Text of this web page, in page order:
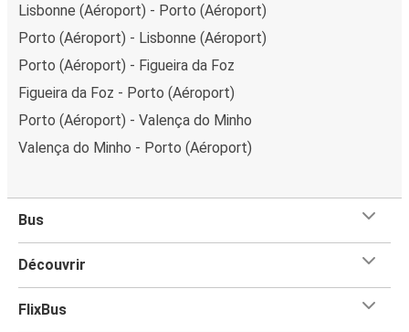
Lisbonne (Aéroport) - Porto (Aéroport)
Porto (Aéroport) - Lisbonne (Aéroport)
Porto (Aéroport) - Figueira da Foz
Figueira da Foz - Porto (Aéroport)
Porto (Aéroport) - Valença do Minho
Valença do Minho - Porto (Aéroport)
Bus
Découvrir
FlixBus